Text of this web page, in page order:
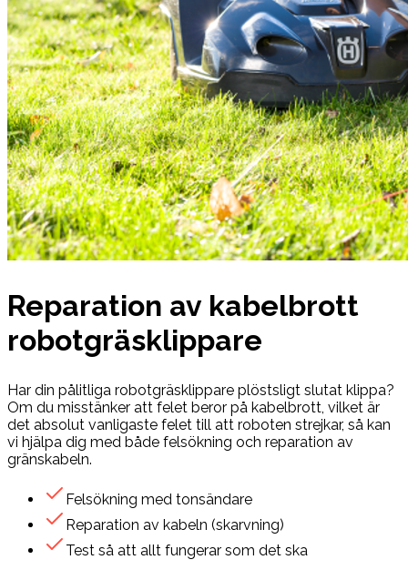
Reparation av kabelbrott
robotgräsklippare
Har din pålitliga robotgräsklippare plöstsligt slutat klippa?
Om du misstänker att felet beror på kabelbrott, vilket är
det absolut vanligaste felet till att roboten strejkar, så kan
vi hjälpa dig med både felsökning och reparation av
gränskabeln.
Felsökning med tonsändare
Reparation av kabeln (skarvning)
Test så att allt fungerar som det ska